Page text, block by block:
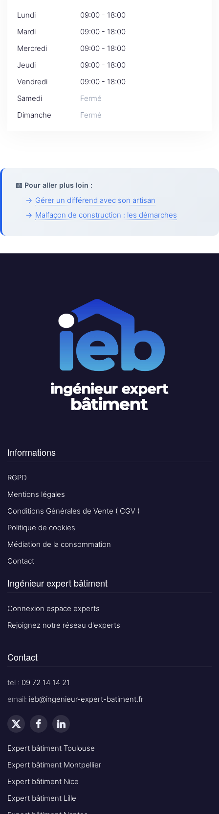
Lundi
09:00 - 18:00
Mardi
09:00 - 18:00
Mercredi
09:00 - 18:00
Jeudi
09:00 - 18:00
Vendredi
09:00 - 18:00
Samedi
Fermé
Dimanche
Fermé
📖 Pour aller plus loin :
→ Gérer un différend avec son artisan
→ Malfaçon de construction : les démarches
Informations
RGPD
Mentions légales
Conditions Générales de Vente ( CGV )
Politique de cookies
Médiation de la consommation
Contact
Ingénieur expert bâtiment
Connexion espace experts
Rejoignez notre réseau d'experts
Contact
tel : 09 72 14 14 21
email: ieb@ingenieur-expert-batiment.fr
Expert bâtiment Toulouse
Expert bâtiment Montpellier
Expert bâtiment Nice
Expert bâtiment Lille